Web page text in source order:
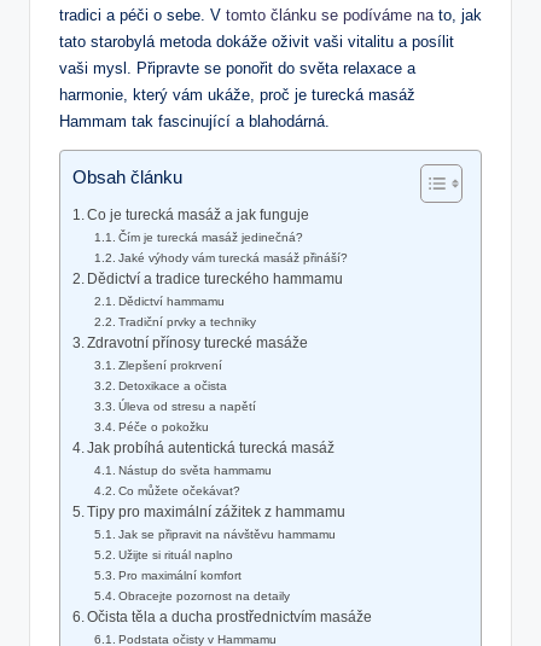
tradici ⁤a ‍péči o sebe. V tomto článku se podíváme nato, jak‌
tato starobylá metoda dokáže oživit vaši vitalitu‍ a​ posílit
vaši mysl. Připravte‍ se ponořit do​ světa ​relaxace a
harmonie, který vám ukáže, proč je turecká masáž
Hammam tak fascinující ​a blahodárná.
Obsah článku
Co je turecká masáž⁢ a jak‌ funguje
Čím ⁣je turecká‌ masáž jedinečná?
Jaké výhody⁣ vám⁢ turecká masáž přináší?
Dědictví a tradice tureckého hammamu
Dědictví hammamu
Tradiční prvky a techniky
Zdravotní přínosy turecké masáže
Zlepšení prokrvení
Detoxikace a ⁢očista
Úleva od⁤ stresu a napětí
Péče o pokožku
Jak⁢ probíhá autentická turecká masáž
Nástup do světa hammamu
Co můžete ​očekávat?
Tipy pro maximální zážitek z hammamu
Jak se⁢ připravit na návštěvu hammamu
Užijte si rituál naplno
Pro ⁤maximální komfort
Obracejte pozornost ⁢na detaily
Očista těla a ducha prostřednictvím⁤ masáže
Podstata ​očisty v Hammamu